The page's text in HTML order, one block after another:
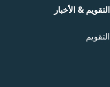
التقويم & الأخبار
التقويم